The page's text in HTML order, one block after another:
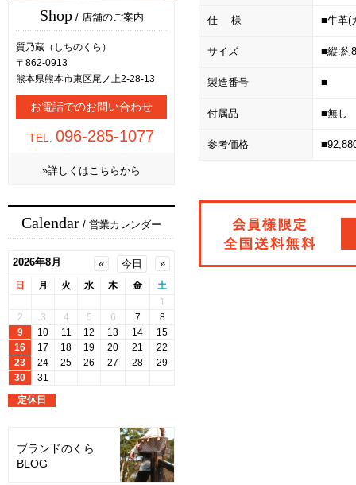
Shop/ 店舗のご案内
質乃蔵（しちのくら）
〒862-0913
熊本県熊本市東区尾ノ上2-28-13
お電話でのお問い合わせ
TEL. 096-285-1077
»詳しくはこちらから
Calendar / 営業カレンダー
ブランドのくら
BLOG
仕 様 ■牛革(
サイズ ■縦:約
製造番号 ■
付属品 ■無し
参考価格